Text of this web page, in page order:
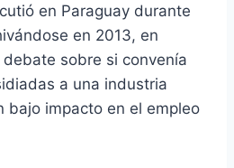
en Paraguay durante
en 2013, en
sobre si convenía
a una industria
bajo impacto en el empleo